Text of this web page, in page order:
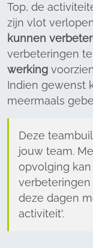
Top, de
zijn vlot
kunnen
verbeteringen te
werking
Indien gewenst
meermaals
Deze
jouw team.
opvolging
deze dagen
activiteit'.